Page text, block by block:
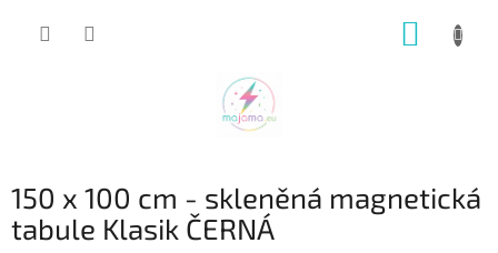
150 x 100 cm - skleněná magnetická
tabule Klasik ČERNÁ